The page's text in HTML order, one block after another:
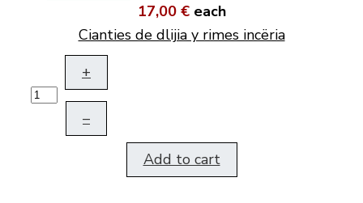
17,00 € each
Cianties de dlijia y rimes incëria
+
–
Add to cart